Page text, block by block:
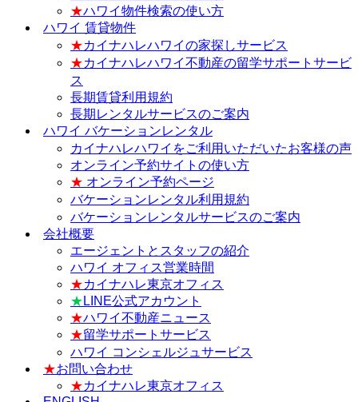
★ハワイ物件検索の使い方
ハワイ 賃貸物件
★カイナハレハワイの家探しサービス
★カイナハレハワイ不動産の留学サポートサービ
ス
長期賃貸利用規約
長期レンタルサービスのご案内
ハワイ バケーションレンタル
カイナハレハワイをご利用いただいたお客様の声
オンライン予約サイトの使い方
★ オンライン予約ページ
バケーションレンタル利用規約
バケーションレンタルサービスのご案内
会社概要
エージェントとスタッフの紹介
ハワイ オフィス営業時間
★カイナハレ東京オフィス
★ LINE公式アカウント
★ハワイ不動産ニュース
★留学サポートサービス
ハワイ コンシェルジュサービス
★お問い合わせ
★カイナハレ東京オフィス